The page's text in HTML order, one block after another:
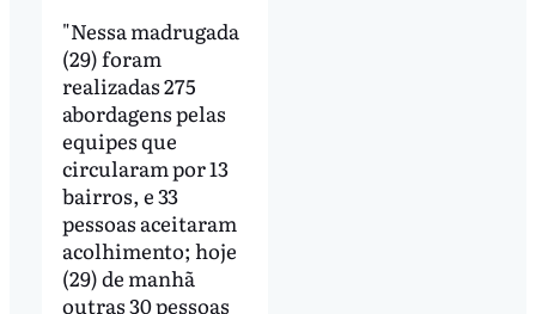
"Nessa madrugada
(29) foram
realizadas 275
abordagens pelas
equipes que
circularam por 13
bairros, e 33
pessoas aceitaram
acolhimento; hoje
(29) de manhã
outras 30 pessoas